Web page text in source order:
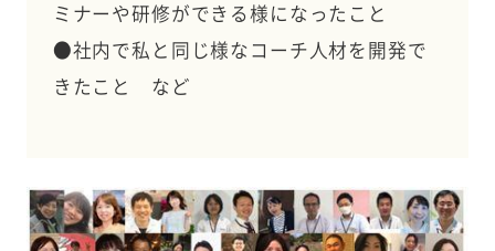
ミナーや研修ができる様になったこと
●社内で私と同じ様なコーチ人材を開発で
きたこと など